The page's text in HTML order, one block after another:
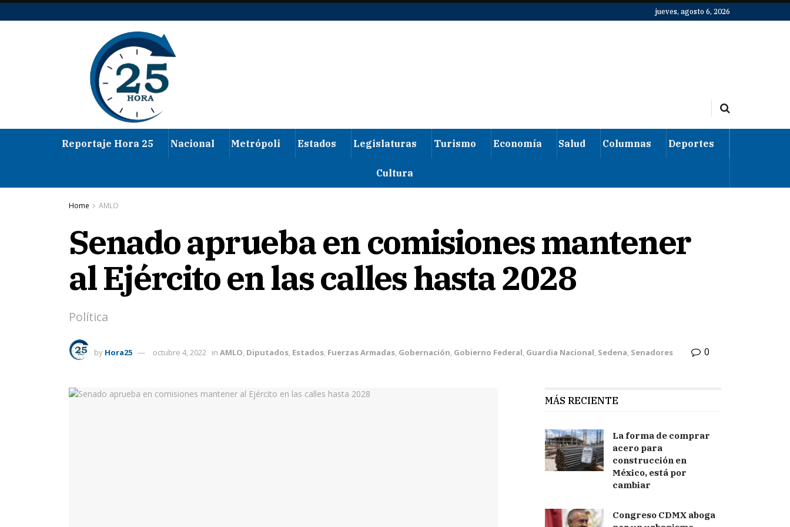
jueves, agosto 6, 2026
Reportaje Hora 25 Nacional Metrópoli Estados Legislaturas Turismo Economía Salud Columnas Deportes
Cultura
Home AMLO
Senado aprueba en comisiones mantener
al Ejército en las calles hasta 2028
Política
by Hora25 octubre 4, 2022 in AMLO, Diputados, Estados, Fuerzas Armadas, Gobernación, Gobierno Federal, Guardia Nacional, Sedena, Senadores 0
MÁS RECIENTE
La forma de comprar
acero para
construcción en
México, está por
cambiar
Congreso CDMX aboga